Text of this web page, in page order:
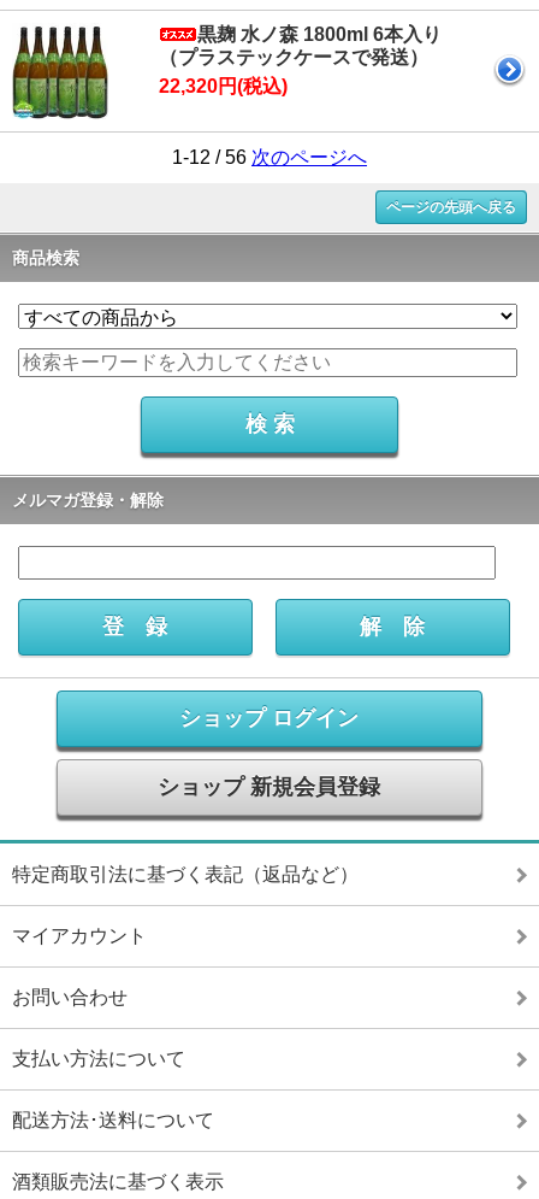
黒麹 水ノ森 1800ml 6本入り
（プラステックケースで発送）
22,320円(税込)
1-12 / 56 次のページへ
ページの先頭へ戻る
商品検索
メルマガ登録・解除
ショップ ログイン
ショップ 新規会員登録
特定商取引法に基づく表記（返品など）
マイアカウント
お問い合わせ
支払い方法について
配送方法･送料について
酒類販売法に基づく表示